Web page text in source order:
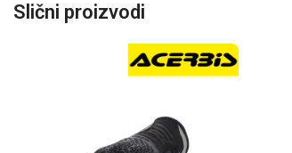
Slični proizvodi